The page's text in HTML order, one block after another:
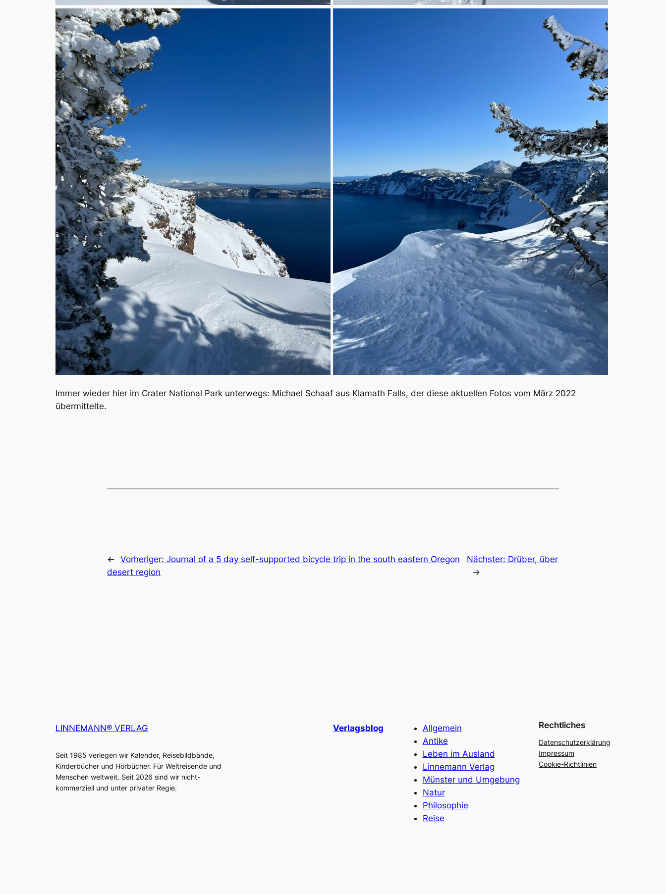
Immer wieder hier im Crater National Park unterwegs: Michael Schaaf aus Klamath Falls, der diese aktuellen Fotos vom März 2022
übermittelte.
← Vorheriger: Journal of a 5 day self-supported bicycle trip in the south eastern Oregon
desert region
Nächster: Drüber, über
→
LINNEMANN® VERLAG
Seit 1985 verlegen wir Kalender, Reisebildbände,
Kinderbücher und Hörbücher. Für Weltreisende und
Menschen weltweit. Seit 2026 sind wir nicht-
kommerziell und unter privater Regie.
Verlagsblog
Allgemein
Antike
Leben im Ausland
Linnemann Verlag
Münster und Umgebung
Natur
Philosophie
Reise
Rechtliches
Datenschutzerklärung
Impressum
Cookie-Richtlinien